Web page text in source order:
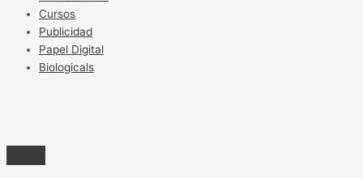
Cursos
Publicidad
Papel Digital
Biologicals